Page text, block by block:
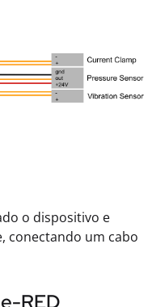
o dispositivo e
conectando um cabo
RED